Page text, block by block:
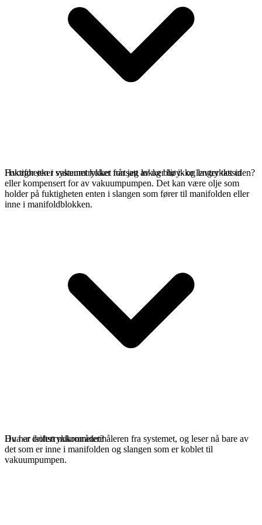
Fuktigheten i systemet koker fortsatt av og blir ikke lenger tatt ut
eller kompensert for av vakuumpumpen. Det kan være olje som
holder på fuktigheten enten i slangen som fører til manifolden eller
inne i manifoldblokken.
Hvorfor øker vakuumtrykket når jeg lukker høy- og lavtrykkssiden?
Du har isolert mikrometermåleren fra systemet, og leser nå bare av
det som er inne i manifolden og slangen som er koblet til
vakuumpumpen.
Hva er driftstrykkområdet?